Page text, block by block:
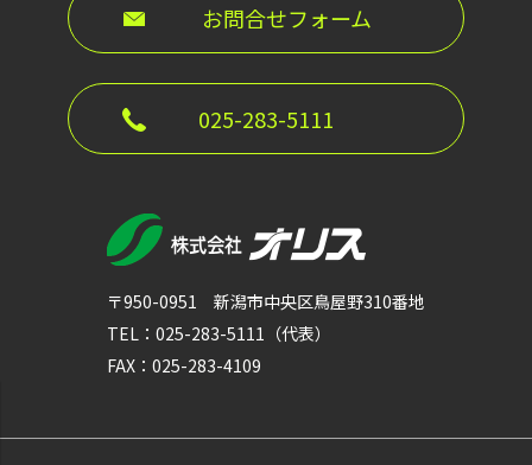
〒950-0951 新潟市中央区鳥屋野310番地
TEL：025-283-5111（代表）
FAX：025-283-4109
お問合せフォーム
025-283-5111